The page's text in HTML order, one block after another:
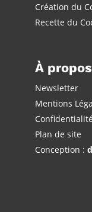
Création du
Recette du
À propos
Newsletter
Mentions
Confidentialité
Plan de site
Conception :